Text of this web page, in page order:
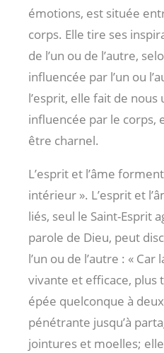
émotions, est située
corps. Elle tire ses
de l’un ou de l’autre,
influencée par l’un ou
l’esprit, elle fait de
influencée par le corps,
être charnel.
L’esprit et l’âme
intérieur ». L’esprit et
liés, seul le Saint-Esprit
parole de Dieu, peut
l’un ou de l’autre : «
vivante et efficace, plus
épée quelconque à
pénétrante jusqu’à
jointures et moelles;